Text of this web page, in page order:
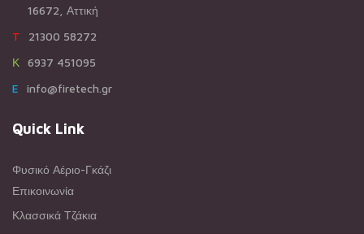
16672, Αττική
T21300 58272
Κ6937 451095
Einfo@firetech.gr
Quick Link
Φυσικό Αέριο-Γκάζι
Επικοινωνία
Κλασσικά Τζάκια